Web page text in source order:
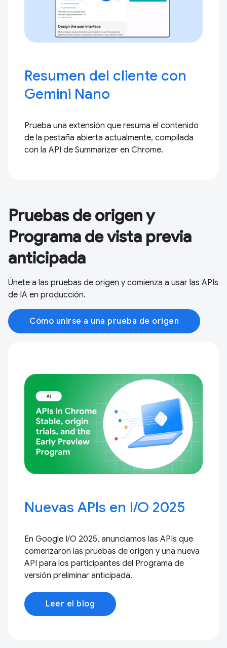
Resumen del cliente con
Gemini Nano
Prueba una extensión que resuma el contenido
de la pestaña abierta actualmente, compilada
con la API de Summarizer en Chrome.
Pruebas de origen y
Programa de vista previa
anticipada
Únete a las pruebas de origen y comienza a usar las APIs
de IA en producción.
Cómo unirse a una prueba de origen
Nuevas APIs en I / O 2025
En Google I / O 2025, anunciamos las APIs que
comenzaron las pruebas de origen y una nueva
API para los participantes del Programa de
versión preliminar anticipada.
Leer el blog